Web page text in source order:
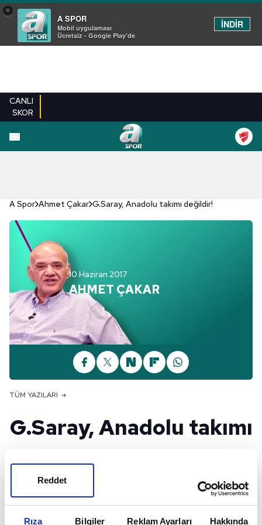
Rıza Bilgiler Reklam Ayarları Hakkında
Reddet
×
A SPOR
Mobil uygulaması
Ücretsiz - Google Play'de
İNDİR
CANLI
SKOR
A Spor Ahmet Çakar G.Saray, Anadolu takımı değildir!
10 Haziran 2017
AHMET ÇAKAR
TÜM YAZILARI
G.Saray, Anadolu takımı
değildir!
Tudor